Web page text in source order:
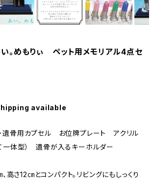
い。めもりぃ ペット用メモリアル4点セ
available
遺骨用カプセル お位牌プレート アクリル
一体型） 遺骨が入るキーホルダー
高さ12㎝とコンパクト。リビングにもしっくり